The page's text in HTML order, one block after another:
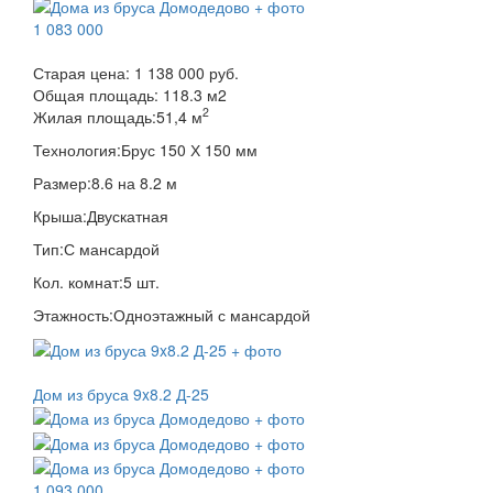
1 083 000
Старая цена: 1 138 000 руб.
Общая площадь: 118.3 м2
Жилая площадь:51,4 м2
Технология:Брус 150 Х 150 мм
Размер:8.6 на 8.2 м
Крыша:Двускатная
Тип:С мансардой
Кол. комнат:5 шт.
Этажность:Одноэтажный с мансардой
Дом из бруса 9x8.2 Д-25